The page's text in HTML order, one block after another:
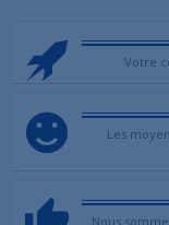
Votre
Les
Nous